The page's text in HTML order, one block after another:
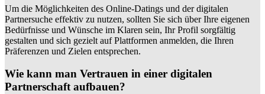
Um die Möglichkeiten des Online-Datings und der digitalen
Partnersuche effektiv zu nutzen, sollten Sie sich über Ihre eigenen
Bedürfnisse und Wünsche im Klaren sein, Ihr Profil sorgfältig
gestalten und sich gezielt auf Plattformen anmelden, die Ihren
Präferenzen und Zielen entsprechen.
Wie kann man Vertrauen in einer digitalen
Partnerschaft aufbauen?